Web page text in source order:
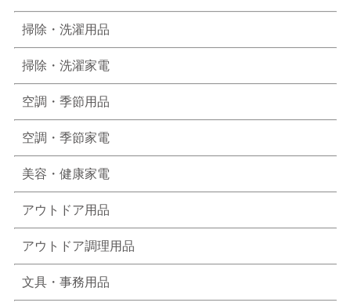
掃除・洗濯用品
掃除・洗濯家電
空調・季節用品
空調・季節家電
美容・健康家電
アウトドア用品
アウトドア調理用品
文具・事務用品